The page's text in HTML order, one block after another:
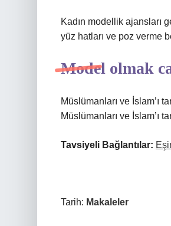
Kadın modellik ajansları
yüz hatları ve poz verme
Model olmak
Müslümanları ve İslam’ı
Müslümanları ve İslam’ı
Tavsiyeli Bağlantılar:
Tarih: Makaleler